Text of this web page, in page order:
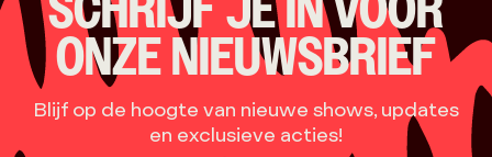
ONZE NIEUWSBRIEF
Blijf op de hoogte van nieuwe shows, updates
en exclusieve acties!